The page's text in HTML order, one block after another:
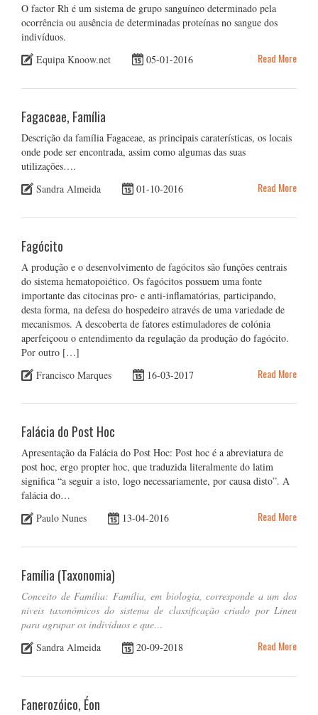
O factor Rh é um sistema de grupo sanguíneo determinado pela
ocorrência ou ausência de determinadas proteínas no sangue dos
indivíduos.
Equipa Knoow.net
05-01-2016 Read More
Fagaceae, Família
Descrição da família Fagaceae, as principais caraterísticas, os locais
onde pode ser encontrada, assim como algumas das suas
utilizações….
Sandra Almeida
01-10-2016 Read More
Fagócito
A produção e o desenvolvimento de fagócitos são funções centrais
do sistema hematopoiético. Os fagócitos possuem uma fonte
importante das citocinas pro- e anti-inflamatórias, participando,
desta forma, na defesa do hospedeiro através de uma variedade de
mecanismos. A descoberta de fatores estimuladores de colónia
aperfeiçoou o entendimento da regulação da produção do fagócito.
Por outro […]
Francisco Marques
16-03-2017 Read More
Falácia do Post Hoc
Apresentação da Falácia do Post Hoc: Post hoc é a abreviatura de
post hoc, ergo propter hoc, que traduzida literalmente do latim
significa “a seguir a isto, logo necessariamente, por causa disto”. A
falácia do…
Paulo Nunes
13-04-2016 Read More
Família (Taxonomia)
Conceito de Família: Família, em biologia, corresponde a um dos
níveis taxonómicos do sistema de classificação criado por Lineu
para agrupar os indivíduos e que…
Sandra Almeida
20-09-2018 Read More
Fanerozóico, Éon